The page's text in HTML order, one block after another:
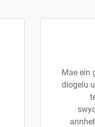
Mae ein
diogelu